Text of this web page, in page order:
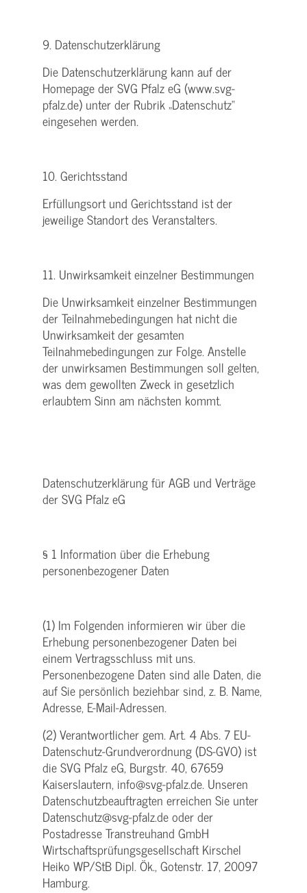
9. Datenschutzerklärung
Die Datenschutzerklärung kann auf der
Homepage der SVG Pfalz eG (www.svg-
pfalz.de) unter der Rubrik „Datenschutz“
eingesehen werden.
10. Gerichtsstand
Erfüllungsort und Gerichtsstand ist der
jeweilige Standort des Veranstalters.
11. Unwirksamkeit einzelner Bestimmungen
Die Unwirksamkeit einzelner Bestimmungen
der Teilnahmebedingungen hat nicht die
Unwirksamkeit der gesamten
Teilnahmebedingungen zur Folge. Anstelle
der unwirksamen Bestimmungen soll gelten,
was dem gewollten Zweck in gesetzlich
erlaubtem Sinn am nächsten kommt.
Datenschutzerklärung für AGB und Verträge
der SVG Pfalz eG
§ 1 Information über die Erhebung
personenbezogener Daten
(1) Im Folgenden informieren wir über die
Erhebung personenbezogener Daten bei
einem Vertragsschluss mit uns.
Personenbezogene Daten sind alle Daten, die
auf Sie persönlich beziehbar sind, z. B. Name,
Adresse, E-Mail-Adressen.
(2) Verantwortlicher gem. Art. 4 Abs. 7 EU-
Datenschutz-Grundverordnung (DS-GVO) ist
die SVG Pfalz eG, Burgstr. 40, 67659
Kaiserslautern, info@svg-pfalz.de. Unseren
Datenschutzbeauftragten erreichen Sie unter
Datenschutz@svg-pfalz.de oder der
Postadresse Transtreuhand GmbH
Wirtschaftsprüfungsgesellschaft Kirschel
Heiko WP/StB Dipl. Ök., Gotenstr. 17, 20097
Hamburg.